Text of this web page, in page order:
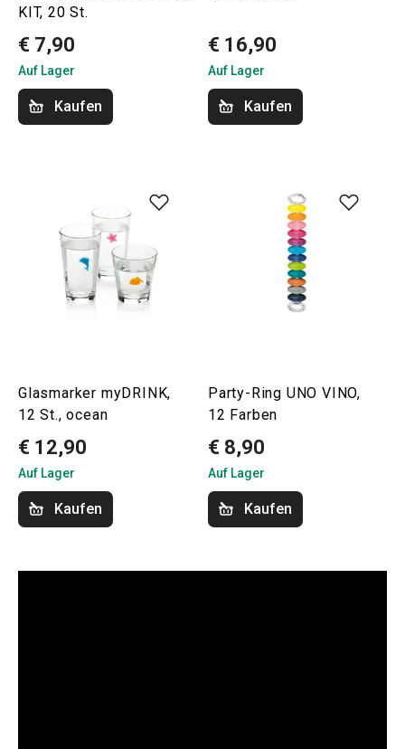
KIT, 20 St.
€ 7,90
Auf Lager
Kaufen
€ 16,90
Auf Lager
Kaufen
Glasmarker myDRINK,
12 St., ocean
€ 12,90
Auf Lager
Kaufen
Party-Ring UNO VINO,
12 Farben
€ 8,90
Auf Lager
Kaufen